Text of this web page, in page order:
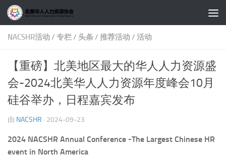
跳至内容
NACSHR活动/ 专栏/ 头条/ 推荐活动/ 活动
【重磅】北美地区最大的华人人力资源盛
会-2024北美华人人力资源年度峰会10月
硅谷举办，日程嘉宾发布
由 NACSHR · 2024-09-23
2024 NACSHR Annual Conference -The Largest Chinese HR
event in North America